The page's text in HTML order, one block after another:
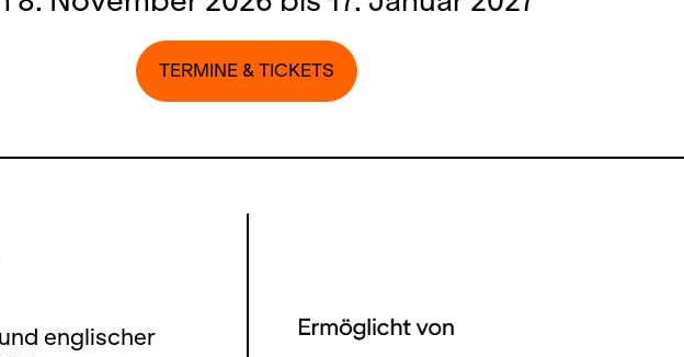
TERMINE & TICKETS
englischer